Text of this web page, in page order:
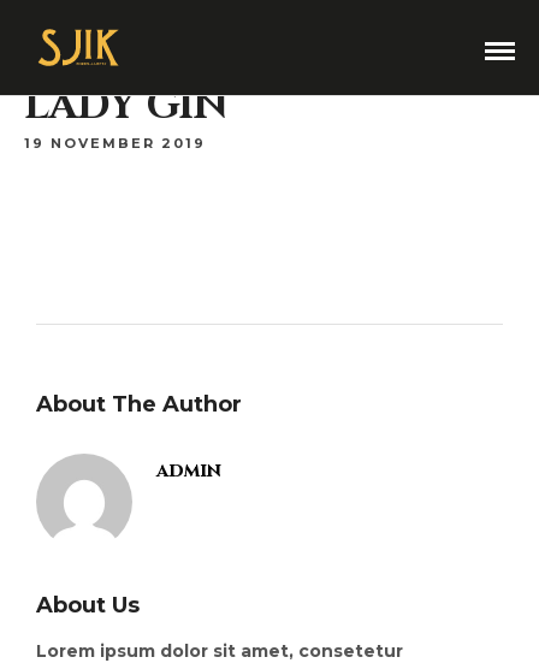
LADY GIN
19 NOVEMBER 2019
About The Author
admin
About Us
Lorem ipsum dolor sit amet, consetetur